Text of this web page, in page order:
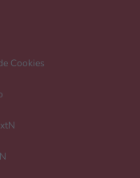
Cookies